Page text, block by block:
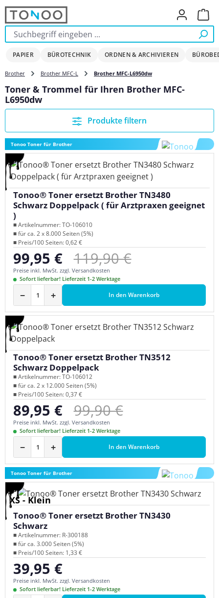
Zum Hauptinhalt springen
PAPIER BÜROTECHNIK ORDNEN & ARCHIVIEREN
Brother Brother MFC-L Brother MFC-L6950dw
Toner & Trommel für Ihren Brother MFC-
L6950dw
Produkte filtern
Tonoo Toner für Brother
Tonoo® Toner ersetzt Brother TN3480
Schwarz Doppelpack ( für Arztpraxen geeignet
)
■ Artikelnummer: TO-106010
■ für ca. 2 x 8.000 Seiten (5%)
■ Preis/100 Seiten: 0,62 €
Verkaufspreis:
99,95 € Regulärer Preis:
119,90 €
Preise inkl. MwSt. zzgl. Versandkosten
Sofort lieferbar! Lieferzeit 1-2 Werktage
− + In den Warenkorb
Tonoo® Toner ersetzt Brother TN3512
Schwarz Doppelpack
■ Artikelnummer: TO-106012
■ für ca. 2 x 12.000 Seiten (5%)
■ Preis/100 Seiten: 0,37 €
Verkaufspreis:
89,95 € Regulärer Preis:
99,90 €
Preise inkl. MwSt. zzgl. Versandkosten
Sofort lieferbar! Lieferzeit 1-2 Werktage
− + In den Warenkorb
Tonoo Toner für Brother
XS - Klein
Tonoo® Toner ersetzt Brother TN3430
Schwarz
■ Artikelnummer: R-300188
■ für ca. 3.000 Seiten (5%)
■ Preis/100 Seiten: 1,33 €
Regulärer Preis:
39,95 €
Preise inkl. MwSt. zzgl. Versandkosten
Sofort lieferbar! Lieferzeit 1-2 Werktage